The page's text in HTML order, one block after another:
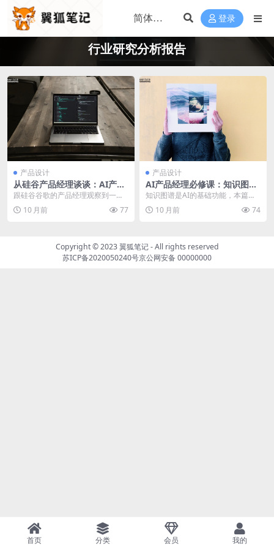
登录
行业研究分析报告
产品设计
从硅谷产品经理谈谈：AI产品
经理要不要懂技术&算法？
跟硅谷谷歌的产品经理观察到一个
同国内一样热门的问题，产品经理
和AI产品经理要不要...
10 月前 77
产品设计
AI产品经理必修课：知识图谱
的入门与应用
知识图谱是AI的基础功能，本篇文
章笔者就知识图谱是什么？如何构
建知识图谱？怎么应...
10 月前 74
Copyright © 2023翼狐笔记- All rights reserved
苏ICP备2020050240号京公网安备 00000000
首页 分类 会员 我的